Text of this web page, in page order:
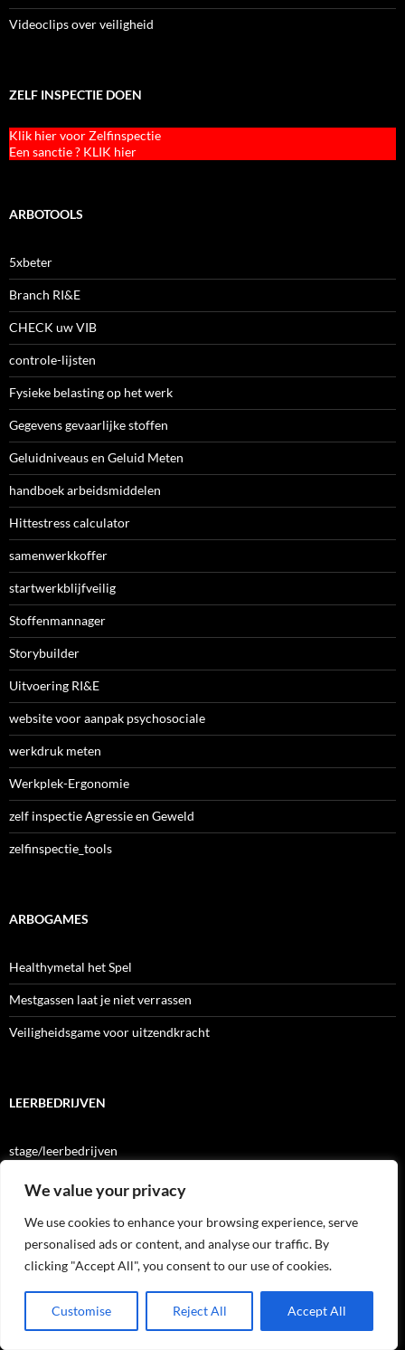
We value your privacy
We use cookies to enhance your browsing experience, serve
personalised ads or content, and analyse our traffic. By
clicking "Accept All", you consent to our use of cookies.
Customise Reject All Accept All
Videoclips over veiligheid
ZELF INSPECTIE DOEN
Klik hier voor Zelfinspectie
Een sanctie ? KLIK hier
ARBOTOOLS
5xbeter
Branch RI&E
CHECK uw VIB
controle-lijsten
Fysieke belasting op het werk
Gegevens gevaarlijke stoffen
Geluidniveaus en Geluid Meten
handboek arbeidsmiddelen
Hittestress calculator
samenwerkkoffer
startwerkblijfveilig
Stoffenmannager
Storybuilder
Uitvoering RI&E
website voor aanpak psychosociale
werkdruk meten
Werkplek-Ergonomie
zelf inspectie Agressie en Geweld
zelfinspectie_tools
ARBOGAMES
Healthymetal het Spel
Mestgassen laat je niet verrassen
Veiligheidsgame voor uitzendkracht
LEERBEDRIJVEN
stage/leerbedrijven
VIDEOCLIPS
dodelijk ongeval mestsilo
Safety with a smile